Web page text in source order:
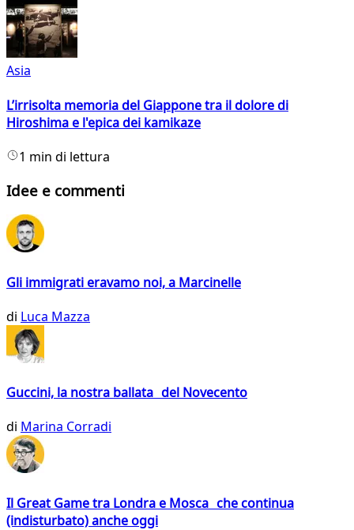
Asia
L’irrisolta memoria del Giappone tra il dolore di
Hiroshima e l'epica dei kamikaze
1 min di lettura
Idee e commenti
Gli immigrati eravamo noi, a Marcinelle
di Luca Mazza
Guccini, la nostra ballata del Novecento
di Marina Corradi
Il Great Game tra Londra e Mosca che continua
(indisturbato) anche oggi